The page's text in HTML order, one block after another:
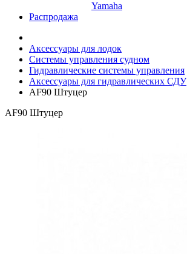
Yamaha
Распродажа
Аксессуары для лодок
Системы управления судном
Гидравлические системы управления
Аксессуары для гидравлических СДУ
AF90 Штуцер
AF90 Штуцер